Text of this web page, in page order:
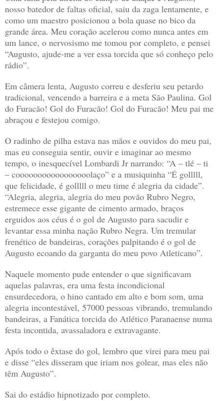
nosso batedor de faltas oficial, saiu da zaga lentamente, e
como um maestro posicionou a bola quase no bico da
grande área. Meu coração acelerou como nunca antes em
um lance, o nervosismo me tomou por completo, e pensei
“Augusto, ajude-me a ver essa torcida que só conheço pelo
rádio”.
Em câmera lenta, Augusto correu e desferiu seu petardo
tradicional, vencendo a barreira e a meta São Paulina. Gol
do Furacão! Gol do Furacão! Gol do Furacão! Meu pai me
abraçou e festejou comigo.
O radinho de pilha estava nas mãos e ouvidos do meu pai,
mas eu conseguia sentir, ouvir e imaginar ao mesmo
tempo, o inesquecível Lombardi Jr narrando: “A – tlé – ti
– cooooooooooooooooolaço” e a musiquinha “É golllll,
que felicidade, é golllll o meu time é alegria da cidade”.
“Alegria, alegria, alegria do meu povão Rubro Negro,
estremece esse gigante de cimento armado, braços
erguidos aos céus é o gol de Augusto para sacudir e
levantar essa minha nação Rubro Negra. Um tremular
frenético de bandeiras, corações palpitando é o gol de
Augusto ecoando da garganta do meu povo Atleticano”.
Naquele momento pude entender o que significavam
aquelas palavras, era uma festa incondicional
ensurdecedora, o hino cantado em alto e bom som, uma
alegria incontestável, 57000 pessoas vibrando, tremulando
bandeiras, a Fanática torcida do Atlético Paranaense numa
festa incontida, avassaladora e extravagante.
Após todo o êxtase do gol, lembro que virei para meu pai
e disse “eles disseram que iriam nos golear, mas eles não
têm Augusto”.
Sai do estádio hipnotizado por completo.